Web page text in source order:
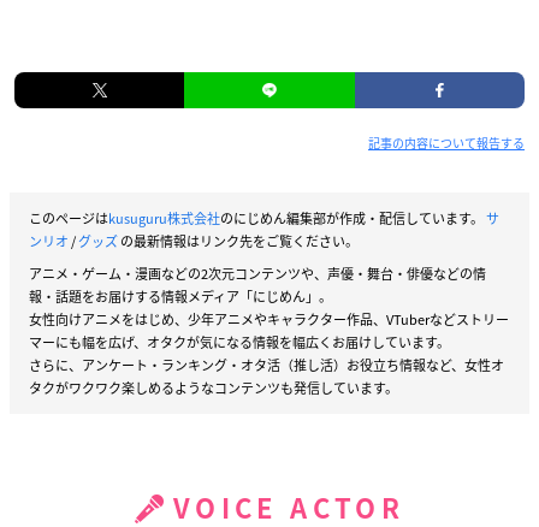
記事の内容について報告する
このページはkusuguru株式会社のにじめん編集部が作成・配信しています。 サ
ンリオ/グッズの最新情報はリンク先をご覧ください。
アニメ・ゲーム・漫画などの2次元コンテンツや、声優・舞台・俳優などの情
報・話題をお届けする情報メディア「にじめん」。
女性向けアニメをはじめ、少年アニメやキャラクター作品、VTuberなどストリー
マーにも幅を広げ、オタクが気になる情報を幅広くお届けしています。
さらに、アンケート・ランキング・オタ活（推し活）お役立ち情報など、女性オ
タクがワクワク楽しめるようなコンテンツも発信しています。
VOICE ACTOR